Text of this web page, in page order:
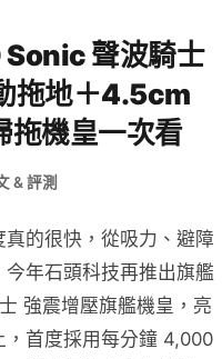
聲波騎士
拖地＋4.5cm
機皇一次看
& 評測
的很快，從吸力、避障
年石頭科技再推出旗艦
強震增壓旗艦機皇，亮
首度採用每分鐘 4,000